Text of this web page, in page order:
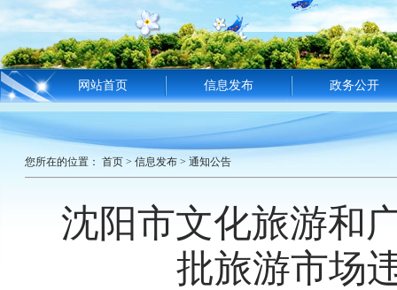
网站首页 信息发布 政务公开
您所在的位置： 首页 > 信息发布 > 通知公告
沈阳市文化旅游和
批旅游市场